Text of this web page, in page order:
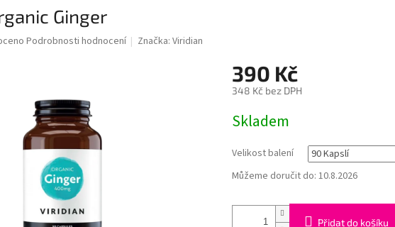
Ginger
Podrobnosti hodnocení Značka:Viridian
390 Kč
348 Kč bez DPH
cena:
Skladem
Velikost balení
Můžeme doručit do: 10.8.2026
Přidat do košíku